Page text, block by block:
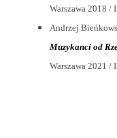
Warszawa 2018 /
Andrzej
Muzykanci od
Warszawa 2021 /